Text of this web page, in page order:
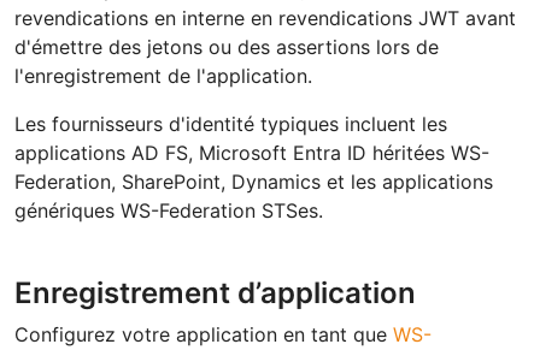
revendications en interne en revendications JWT avant
d'émettre des jetons ou des assertions lors de
l'enregistrement de l'application.
Les fournisseurs d'identité typiques incluent les
applications AD FS, Microsoft Entra ID héritées WS-
Federation, SharePoint, Dynamics et les applications
génériques WS-Federation STSes.
Enregistrement d’application
Configurez votre application en tant que WS-